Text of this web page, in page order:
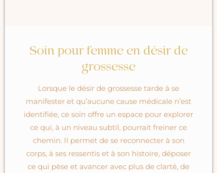
Soin pour femme en désir de
grossesse
Lorsque le désir de grossesse tarde à se
manifester et qu’aucune cause médicale n’est
identifiée, ce soin offre un espace pour explorer
ce qui, à un niveau subtil, pourrait freiner ce
chemin. Il permet de se reconnecter à son
corps, à ses ressentis et à son histoire, déposer
ce qui pèse et avancer avec plus de clarté, de